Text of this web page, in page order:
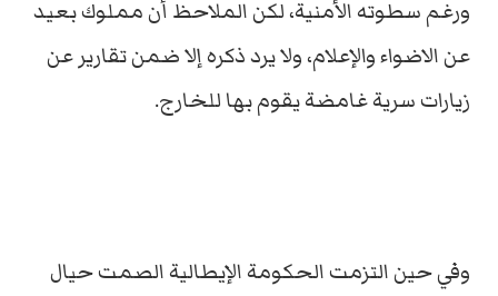
ورغم سطوته الأمنية، لكن الملاحظ أن مملوك بعيد
عن الاضواء والإعلام، ولا يرد ذكره إلا ضمن تقارير عن
زيارات سرية غامضة يقوم بها للخارج.
وفي حين التزمت الحكومة الإيطالية الصمت حيال